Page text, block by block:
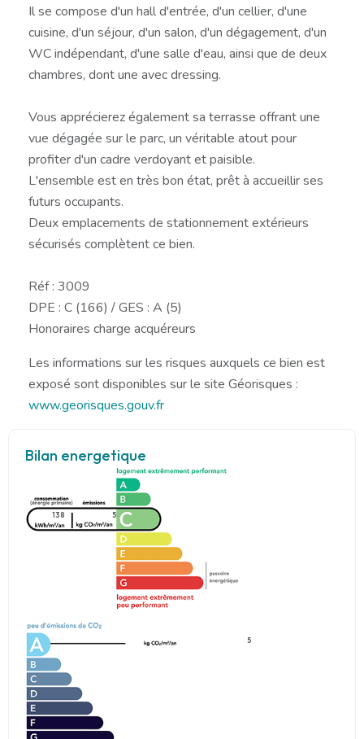
Il se compose d'un hall d'entrée, d'un cellier, d'une
cuisine, d'un séjour, d'un salon, d'un dégagement, d'un
WC indépendant, d'une salle d'eau, ainsi que de deux
chambres, dont une avec dressing.
Vous apprécierez également sa terrasse offrant une
vue dégagée sur le parc, un véritable atout pour
profiter d'un cadre verdoyant et paisible.
L'ensemble est en très bon état, prêt à accueillir ses
futurs occupants.
Deux emplacements de stationnement extérieurs
sécurisés complètent ce bien.
Réf : 3009
DPE : C (166) / GES : A (5)
Honoraires charge acquéreurs
Les informations sur les risques auxquels ce bien est
exposé sont disponibles sur le site Géorisques :
www.georisques.gouv.fr
Bilan energetique
138 5
5